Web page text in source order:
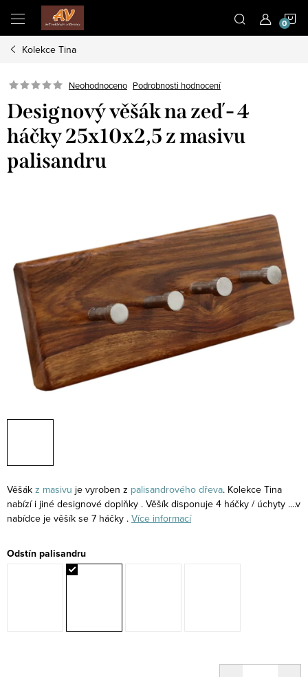
obsah
Kolekce Tina
Neohodnoceno Podrobnosti hodnocení
Designový věšák na zeď - 4
háčky 25x10x2,5 z masivu
palisandru
Věšák z masivu je vyroben z palisandrového dřeva. Kolekce Tina
nabízí i jiné designové doplňky . Věšík disponuje 4 háčky / úchyty ....v
nabídce je věšík se 7 háčky . Více informací
Odstín palisandru